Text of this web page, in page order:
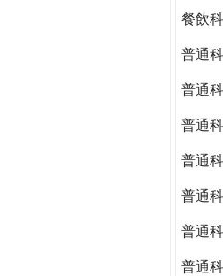
餐飲科
普通科
普通科
普通科
普通科
普通科
普通科
普通科